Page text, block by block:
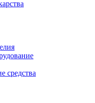
средства